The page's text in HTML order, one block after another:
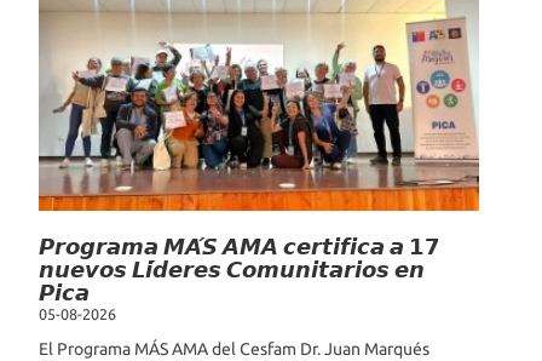
𝙋𝙧𝙤𝙜𝙧𝙖𝙢𝙖 𝙈𝘼́𝙎 𝘼𝙈𝘼 𝙘𝙚𝙧𝙩𝙞𝙛𝙞𝙘𝙖 𝙖 𝟭𝟳
𝙣𝙪𝙚𝙫𝙤𝙨 𝙇𝙞́𝙙𝙚𝙧𝙚𝙨 𝘾𝙤𝙢𝙪𝙣𝙞𝙩𝙖𝙧𝙞𝙤𝙨 𝙚𝙣
𝙋𝙞𝙘𝙖
05-08-2026
El Programa MÁS AMA del Cesfam Dr. Juan Marqués